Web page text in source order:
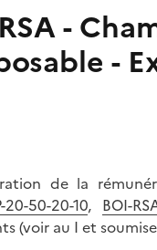
RSA -
-
de la
20-50-20-10, BOI-
(voir au I et